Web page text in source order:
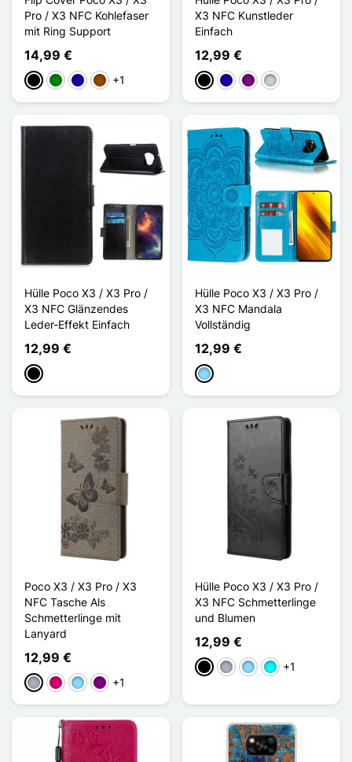
Pro / X3 NFC Kohlefaser
mit Ring Support
14,99 €
Schwarz
GrünDunkelblau
Braun
+1
X3 NFC Kunstleder
Einfach
12,99 €
SchwarzDunkelblau
ViolettSilber
Hülle Poco X3 / X3 Pro /
X3 NFC Glänzendes
Leder-Effekt Einfach
12,99 €
Schwarz
Hülle Poco X3 / X3 Pro /
X3 NFC Mandala
Vollständig
12,99 €
Hellblau
Poco X3 / X3 Pro / X3
NFC Tasche Als
Schmetterlinge mit
Lanyard
12,99 €
GrauMagenta
HellblauViolett
+1
Hülle Poco X3 / X3 Pro /
X3 NFC Schmetterlinge
und Blumen
12,99 €
Schwarz
GrauHellblau
Cyan+1